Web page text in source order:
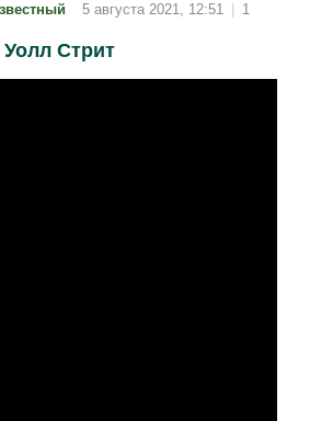
5 августа 2021, 12:51
1
Стрит